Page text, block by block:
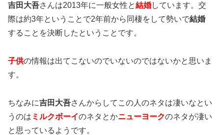
吉田大吾さんは2013年に一般女性と結婚しています。交
際は約3年ということで2年前から同棲をして勢いで結婚
することを決断したということです。
子供の情報は出てこないのでいないのではないかと思いま
す。
ちなみに吉田大吾さんからしてこの人のネタは凄いなとい
うのは ミルクボーイのネタとかニューヨークのネタが凄い
と思っているようです。